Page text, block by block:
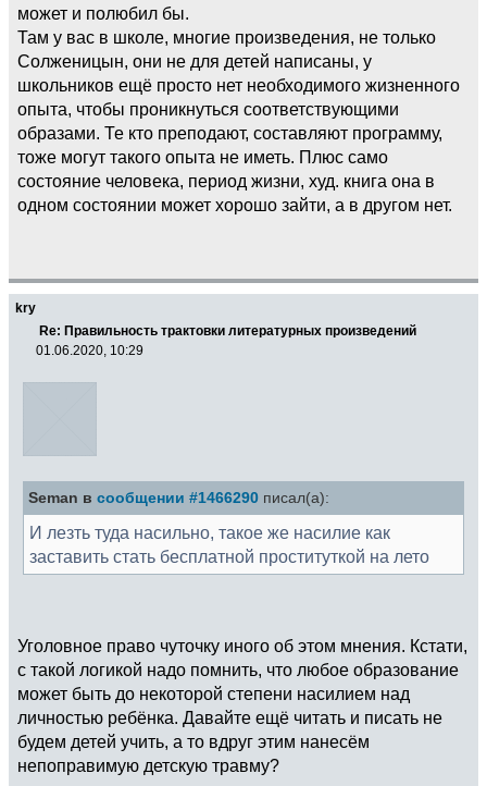
может и полюбил бы.
Там у вас в школе, многие произведения, не только
Солженицын, они не для детей написаны, у
школьников ещё просто нет необходимого жизненного
опыта, чтобы проникнуться соответствующими
образами. Те кто преподают, составляют программу,
тоже могут такого опыта не иметь. Плюс само
состояние человека, период жизни, худ. книга она в
одном состоянии может хорошо зайти, а в другом нет.
kry
Re: Правильность трактовки литературных произведений
01.06.2020, 10:29
Seman в сообщении #1466290 писал(а):
И лезть туда насильно, такое же насилие как
заставить стать бесплатной проституткой на лето
Уголовное право чуточку иного об этом мнения. Кстати,
с такой логикой надо помнить, что любое образование
может быть до некоторой степени насилием над
личностью ребёнка. Давайте ещё читать и писать не
будем детей учить, а то вдруг этим нанесём
непоправимую детскую травму?